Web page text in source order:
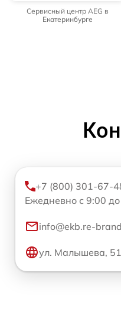
Сервисный центр AEG в
Екатеринбурге
+7 (800) 301-67-
Ежедневно с 9:00
info@ekb.re-
ул. Малышева, 51